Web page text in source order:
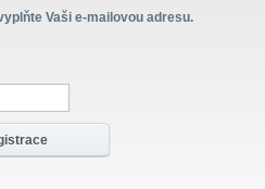
Vaši e-mailovou adresu.